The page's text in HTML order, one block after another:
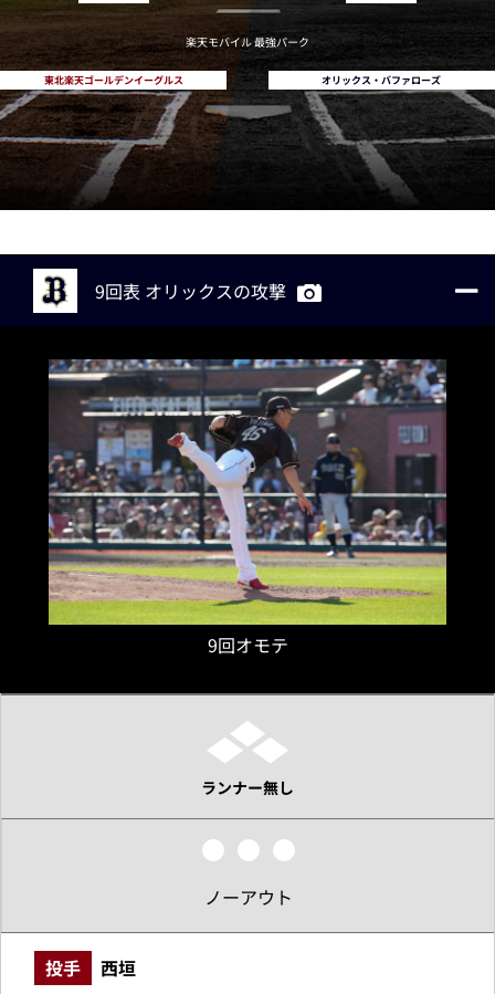
東北楽天ゴールデンイーグルス
楽天モバイル 最強パーク
オリックス・バファローズ
9回表 オリックスの攻撃
9回オモテ
ランナー無し
ノーアウト
投手
西垣